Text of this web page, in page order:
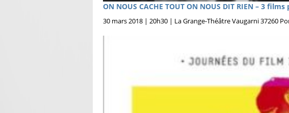
ON NOUS CACHE TOUT ON NOUS DIT RIEN – 3
30 mars 2018 | 20h30 | La Grange-Théâtre Vaugarni 37260